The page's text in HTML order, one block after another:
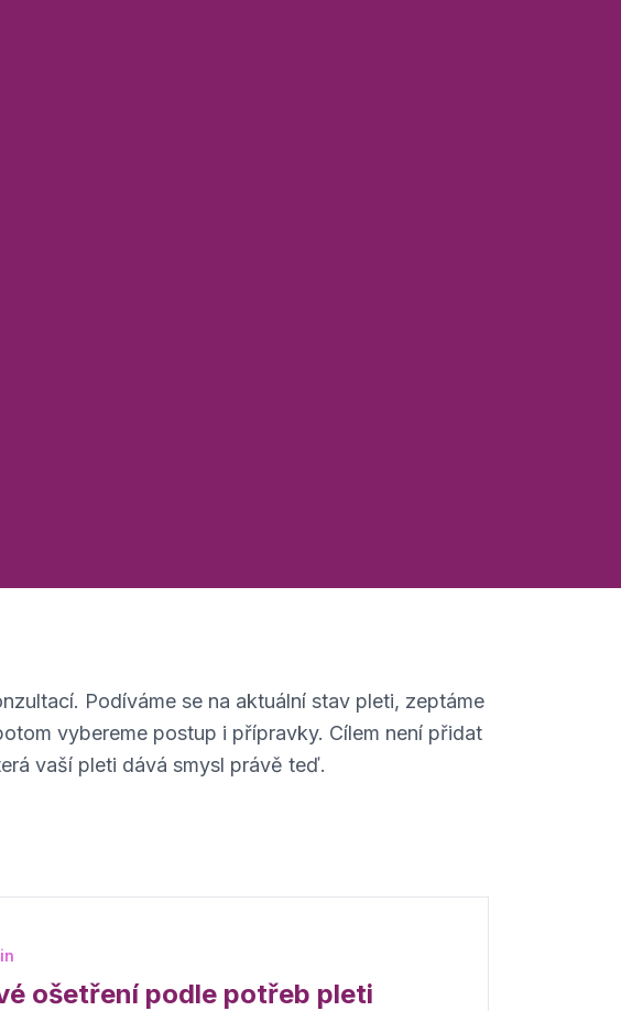
Podíváme se na aktuální stav pleti, zeptáme
vybereme postup i přípravky. Cílem není přidat
vaší pleti dává smysl právě teď.
ošetření podle potřeb pleti